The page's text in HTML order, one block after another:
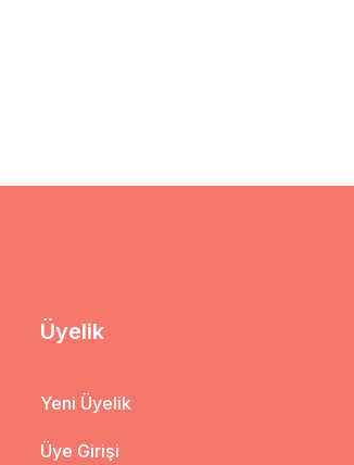
Üyelik
Yeni Üyelik
Üye Girişi